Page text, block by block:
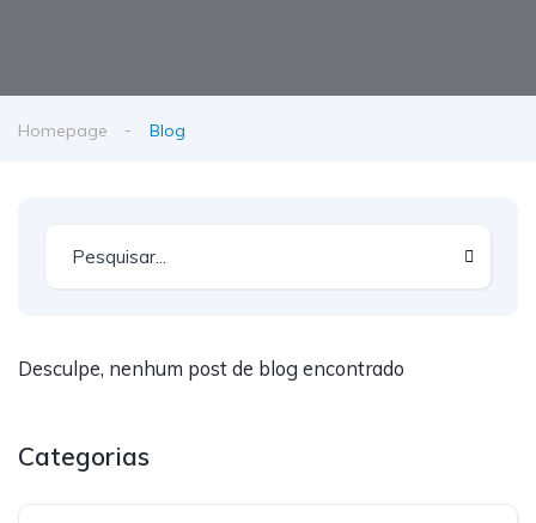
Homepage Blog
Desculpe, nenhum post de blog encontrado
Categorias